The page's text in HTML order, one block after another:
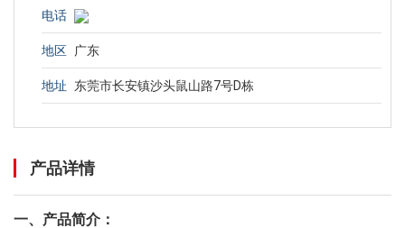
电话
地区 广东
地址 东莞市长安镇沙头鼠山路7号D栋
产品详情
一、产品简介：